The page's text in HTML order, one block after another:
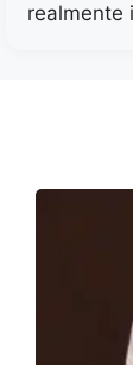
realmente